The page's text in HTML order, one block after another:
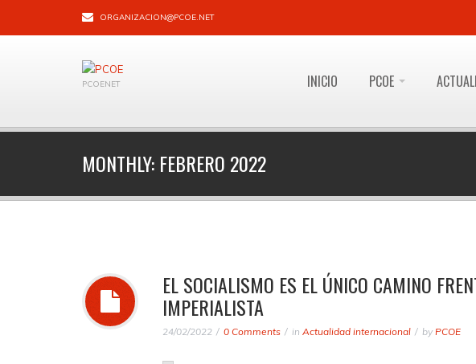
ORGANIZACION@PCOE.NET
PCOENET INICIO PCOE
MONTHLY: FEBRERO 2022
EL SOCIALISMO ES EL ÚNICO CAMINO
IMPERIALISTA
24/02/2022 0 Comments in Actualidad internacional by PCOE